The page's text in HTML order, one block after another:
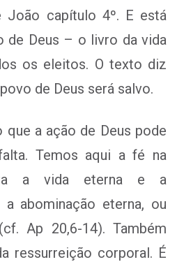
João capítulo 4º. E está
de Deus – o livro da vida
os eleitos. O texto diz
de Deus será salvo.
que a ação de Deus pode
Temos aqui a fé na
a vida eterna e a
a abominação eterna, ou
Ap 20,6-14). Também
ressurreição corporal. É